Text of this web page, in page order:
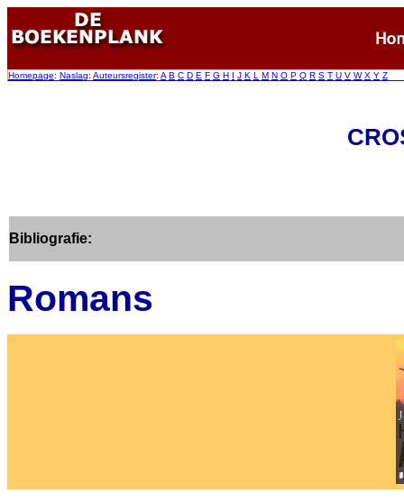
Homepage: Naslag: Auteursregister: A B C D E F G H I J K L M N O P Q R S T U V W X Y Z
Bibliografie:
Romans